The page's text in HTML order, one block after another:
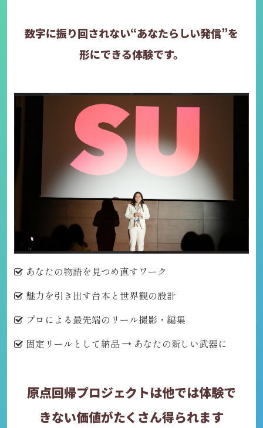
数字に振り回されない“あなたらしい発信”を
形にできる体験です。
あなたの物語を見つめ直すワーク
魅力を引き出す台本と世界観の設計
プロによる最先端のリール撮影・編集
固定リールとして納品 → あなたの新しい武器に
原点回帰プロジェクトは他では体験で
きない価値がたくさん得られます